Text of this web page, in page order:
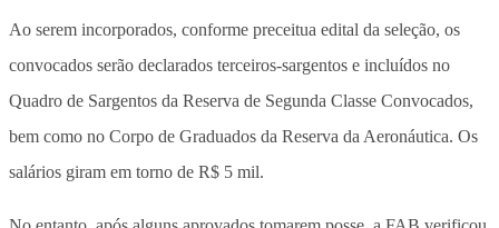
Ao serem incorporados, conforme preceitua edital da seleção, os
convocados serão declarados terceiros-sargentos e incluídos no
Quadro de Sargentos da Reserva de Segunda Classe Convocados,
bem como no Corpo de Graduados da Reserva da Aeronáutica. Os
salários giram em torno de R$ 5 mil.